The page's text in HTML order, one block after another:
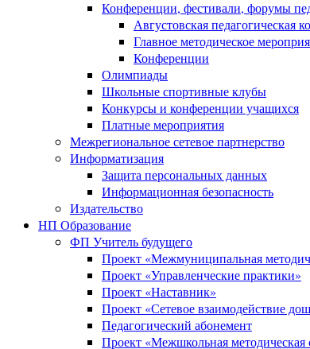
Конференции, фестивали, форумы
Августовская педагогическая
Главное методическое
Конференции
Олимпиады
Школьные спортивные клубы
Конкурсы и конференции учащихся
Платные мероприятия
Межрегиональное сетевое партнерство
Информатизация
Защита персональных данных
Информационная безопасность
Издательство
НП Образование
ФП Учитель будущего
Проект «Межмуниципальная
Проект «Управленческие практики»
Проект «Наставник»
Проект «Сетевое взаимодействие
Педагогический абонемент
Проект «Межшкольная методическая